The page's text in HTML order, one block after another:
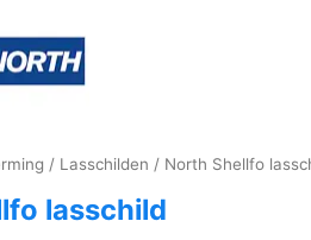
/ Lasschilden / North Shellfo
lasschild